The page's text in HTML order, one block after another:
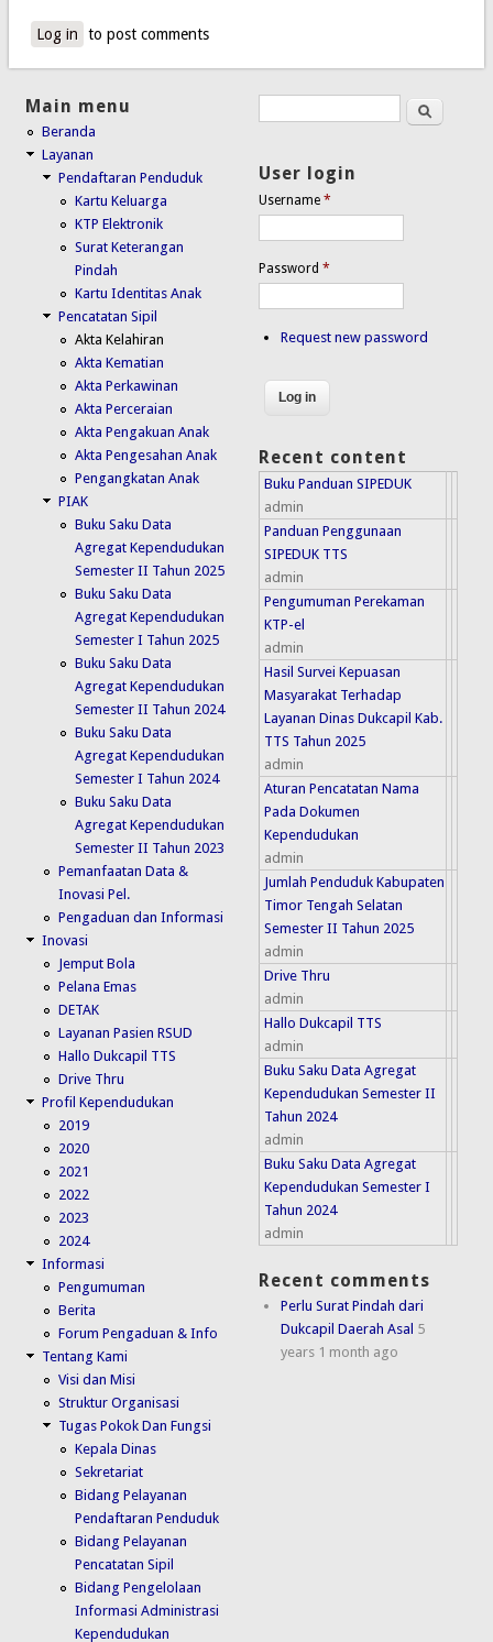
Log in to post comments
Main menu
Beranda
Layanan
Pendaftaran Penduduk
Kartu Keluarga
KTP Elektronik
Surat Keterangan
Pindah
Kartu Identitas Anak
Pencatatan Sipil
Akta Kelahiran
Akta Kematian
Akta Perkawinan
Akta Perceraian
Akta Pengakuan Anak
Akta Pengesahan Anak
Pengangkatan Anak
PIAK
Buku Saku Data
Agregat Kependudukan
Semester II Tahun 2025
Buku Saku Data
Agregat Kependudukan
Semester I Tahun 2025
Buku Saku Data
Agregat Kependudukan
Semester II Tahun 2024
Buku Saku Data
Agregat Kependudukan
Semester I Tahun 2024
Buku Saku Data
Agregat Kependudukan
Semester II Tahun 2023
Pemanfaatan Data &
Inovasi Pel.
Pengaduan dan Informasi
Inovasi
Jemput Bola
Pelana Emas
DETAK
Layanan Pasien RSUD
Hallo Dukcapil TTS
Drive Thru
Profil Kependudukan
2019
2020
2021
2022
2023
2024
Informasi
Pengumuman
Berita
Forum Pengaduan & Info
Tentang Kami
Visi dan Misi
Struktur Organisasi
Tugas Pokok Dan Fungsi
Kepala Dinas
Sekretariat
Bidang Pelayanan
Pendaftaran Penduduk
Bidang Pelayanan
Pencatatan Sipil
Bidang Pengelolaan
Informasi Administrasi
Kependudukan
Search formSearch
User login
Username*
Password*
Request new password
Recent content
Buku Panduan SIPEDUK
admin
Panduan Penggunaan
SIPEDUK TTS
admin
Pengumuman Perekaman
KTP-el
admin
Hasil Survei Kepuasan
Masyarakat Terhadap
Layanan Dinas Dukcapil Kab.
TTS Tahun 2025
admin
Aturan Pencatatan Nama
Pada Dokumen
Kependudukan
admin
Jumlah Penduduk Kabupaten
Timor Tengah Selatan
Semester II Tahun 2025
admin
Drive Thru
admin
Hallo Dukcapil TTS
admin
Buku Saku Data Agregat
Kependudukan Semester II
Tahun 2024
admin
Buku Saku Data Agregat
Kependudukan Semester I
Tahun 2024
admin
Recent comments
Perlu Surat Pindah dari
Dukcapil Daerah Asal 5
years 1 month ago